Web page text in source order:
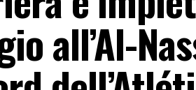
all’Al-